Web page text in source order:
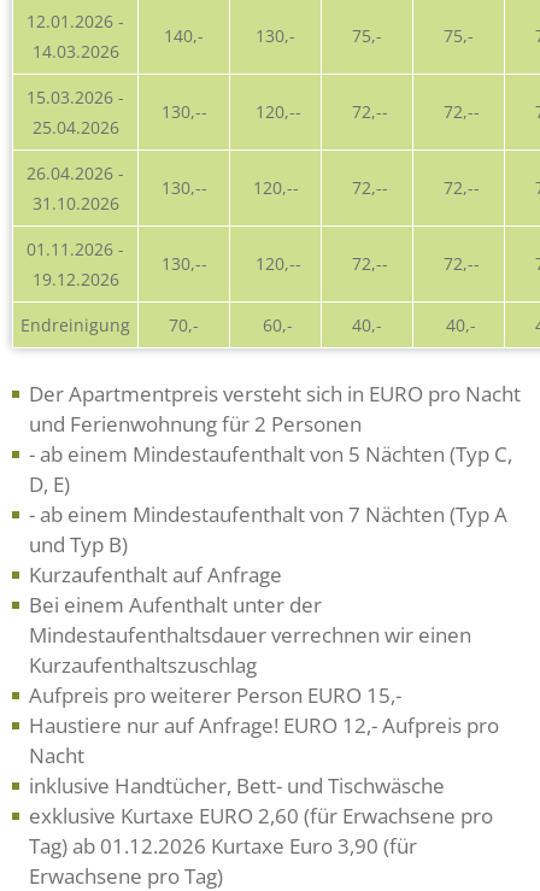
12.01.2026 -
14.03.2026
140,- 130,- 75,- 75,-
15.03.2026 -
25.04.2026
130,-- 120,-- 72,-- 72,--
26.04.2026 -
31.10.2026
130,-- 120,-- 72,-- 72,--
01.11.2026 -
19.12.2026
130,-- 120,-- 72,-- 72,--
Endreinigung 70,- 60,- 40,- 40,-
Der Apartmentpreis versteht sich in EURO pro Nacht
und Ferienwohnung für 2 Personen
- ab einem Mindestaufenthalt von 5 Nächten (Typ C,
D, E)
- ab einem Mindestaufenthalt von 7 Nächten (Typ A
und Typ B)
Kurzaufenthalt auf Anfrage
Bei einem Aufenthalt unter der
Mindestaufenthaltsdauer verrechnen wir einen
Kurzaufenthaltszuschlag
Aufpreis pro weiterer Person EURO 15,-
Haustiere nur auf Anfrage! EURO 12,- Aufpreis pro
Nacht
inklusive Handtücher, Bett- und Tischwäsche
exklusive Kurtaxe EURO 2,60 (für Erwachsene pro
Tag) ab 01.12.2026 Kurtaxe Euro 3,90 (für
Erwachsene pro Tag)